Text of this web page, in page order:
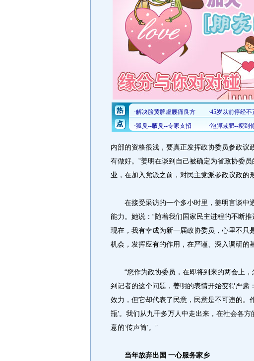
内部的资格很浅，要真正发挥政协委员参政议
有做好。”姜明在谈到自己被确定为省政协委
业，在加入党派之前，对民主党派参政议政的
在接受采访的一个多小时里，姜明言谈中
能力。她说：“随着我们国家民主进程的不断
现在，我有幸成为新一届政协委员，心里不只
机会，发挥应有的作用，在严谨、深入调研的
“您作为政协委员，在即将到来的两会上，
到记者的这个问题，姜明的表情开始变得严肃
效力，但它却代表了民意，民意是不可违的。
瓶’。我们从九千多万人中走出来，在社会各
意的‘传声筒’。”
当年放弃出国 一心服务家乡